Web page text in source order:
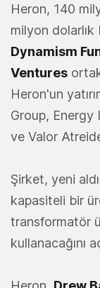
Heron, 140
milyon dolarlık
Dynamism
Ventures
Heron'un
Group, Energy
ve Valor
Şirket, yeni
kapasiteli bir
transformatör
kullanacağını